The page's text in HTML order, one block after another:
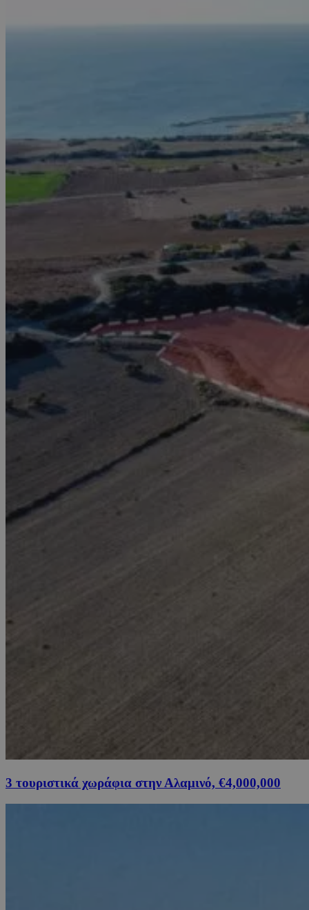
3 τουριστικά χωράφια στην Αλαμινό, €4,000,000